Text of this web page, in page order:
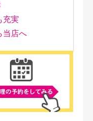
充実
当店へ